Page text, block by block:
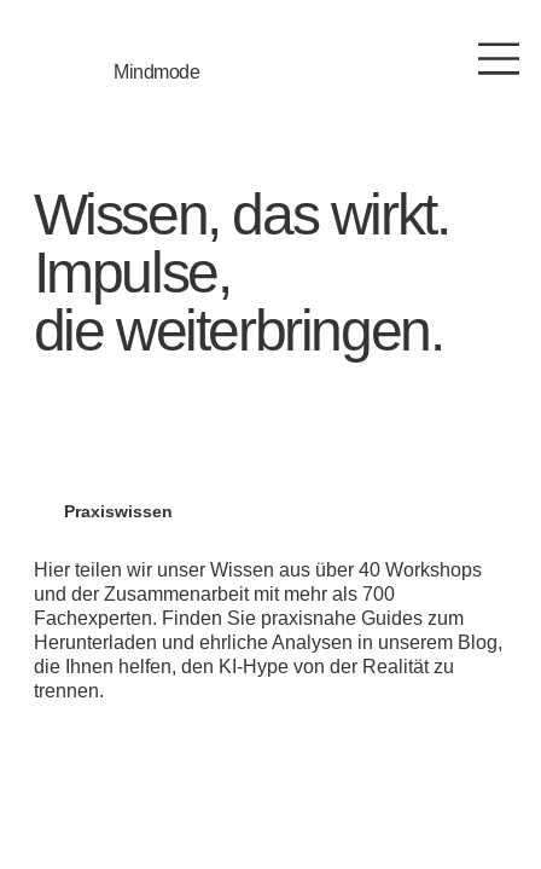
Mindmode
Wissen, das wirkt.
Impulse,
die weiterbringen.
Praxiswissen
Hier teilen wir unser Wissen aus über 40 Workshops
und der Zusammenarbeit mit mehr als 700
Fachexperten. Finden Sie praxisnahe Guides zum
Herunterladen und ehrliche Analysen in unserem Blog,
die Ihnen helfen, den KI-Hype von der Realität zu
trennen.